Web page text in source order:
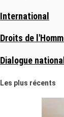
International
Droits de
Dialogue
Les plus récents